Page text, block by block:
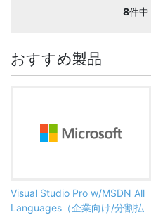
8件中
おすすめ製品
Visual Studio Pro w/MSDN All
Languages（企業向け/分割払